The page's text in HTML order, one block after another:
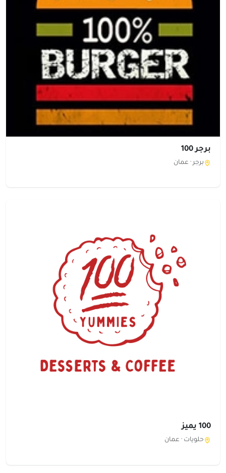
برجر 100
برجر · عمان
100 يميز
حلويات · عمان